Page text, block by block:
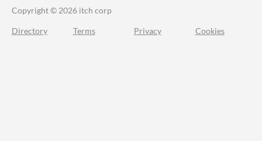
Copyright © 2026 itch corp
Directory Terms Privacy Cookies